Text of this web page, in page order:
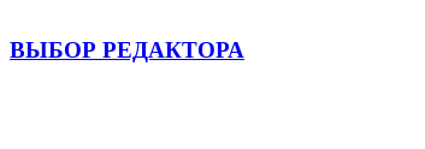
ВЫБОР РЕДАКТОРА